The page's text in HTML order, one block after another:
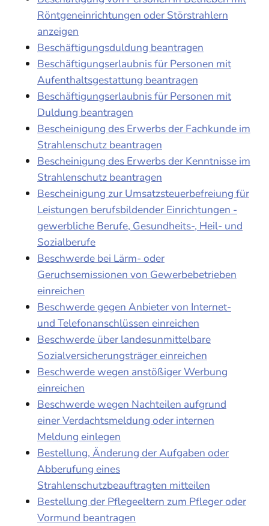
Röntgeneinrichtungen oder Störstrahlern
anzeigen
Beschäftigungsduldung beantragen
Beschäftigungserlaubnis für Personen mit
Aufenthaltsgestattung beantragen
Beschäftigungserlaubnis für Personen mit
Duldung beantragen
Bescheinigung des Erwerbs der Fachkunde im
Strahlenschutz beantragen
Bescheinigung des Erwerbs der Kenntnisse im
Strahlenschutz beantragen
Bescheinigung zur Umsatzsteuerbefreiung für
Leistungen berufsbildender Einrichtungen -
gewerbliche Berufe, Gesundheits-, Heil- und
Sozialberufe
Beschwerde bei Lärm- oder
Geruchsemissionen von Gewerbebetrieben
einreichen
Beschwerde gegen Anbieter von Internet-
und Telefonanschlüssen einreichen
Beschwerde über landesunmittelbare
Sozialversicherungsträger einreichen
Beschwerde wegen anstößiger Werbung
einreichen
Beschwerde wegen Nachteilen aufgrund
einer Verdachtsmeldung oder internen
Meldung einlegen
Bestellung, Änderung der Aufgaben oder
Abberufung eines
Strahlenschutzbeauftragten mitteilen
Bestellung der Pflegeeltern zum Pfleger oder
Vormund beantragen